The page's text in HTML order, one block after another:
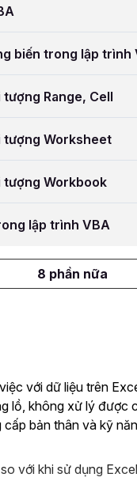
biến trong lập trình
Range, Cell
tượng Worksheet
tượng Workbook
lập trình VBA
8 phần nữa
với dữ liệu trên
lồ, không xử lý được
bản thân và kỹ
với khi sử dụng